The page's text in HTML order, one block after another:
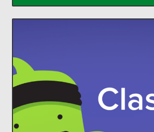
Lleva a cada familia a tu
ClassDojo conecta a
estudiantes y padres, para
comunidades increíbles en el